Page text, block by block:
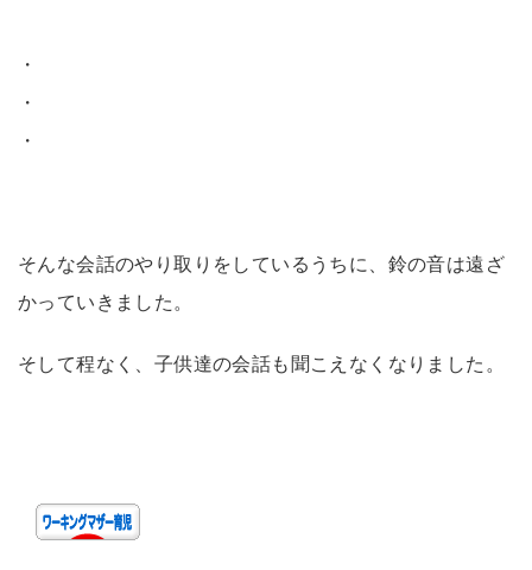
・
・
・
そんな会話のやり取りをしているうちに、鈴の音は遠ざ
かっていきました。
そして程なく、子供達の会話も聞こえなくなりました。